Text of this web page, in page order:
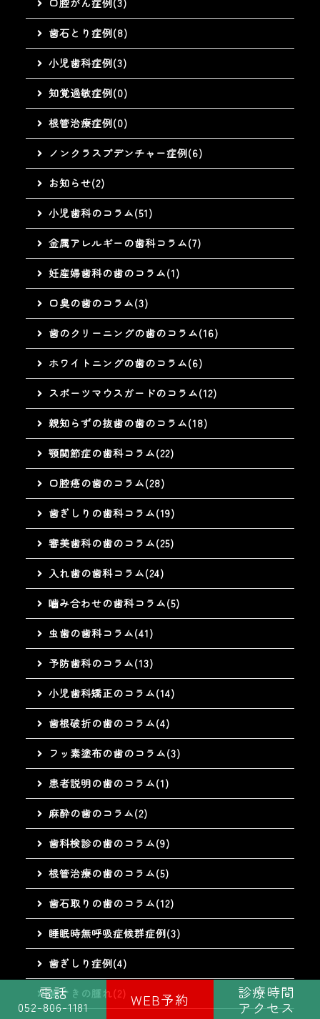
電話
052-806-1181 WEB予約
診療時間
アクセス
歯石とり症例(8)
小児歯科症例(3)
知覚過敏症例(0)
根管治療症例(0)
ノンクラスプデンチャー症例(6)
お知らせ(2)
小児歯科のコラム(51)
金属アレルギーの歯科コラム(7)
妊産婦歯科の歯のコラム(1)
口臭の歯のコラム(3)
歯のクリーニングの歯のコラム(16)
ホワイトニングの歯のコラム(6)
スポーツマウスガードのコラム(12)
親知らずの抜歯の歯のコラム(18)
顎関節症の歯科コラム(22)
口腔癌の歯のコラム(28)
歯ぎしりの歯科コラム(19)
審美歯科の歯のコラム(25)
入れ歯の歯科コラム(24)
嚙み合わせの歯科コラム(5)
虫歯の歯科コラム(41)
予防歯科のコラム(13)
小児歯科矯正のコラム(14)
歯根破折の歯のコラム(4)
フッ素塗布の歯のコラム(3)
患者説明の歯のコラム(1)
麻酔の歯のコラム(2)
歯科検診の歯のコラム(9)
根管治療の歯のコラム(5)
歯石取りの歯のコラム(12)
睡眠時無呼吸症候群症例(3)
歯ぎしり症例(4)
歯ぐきの腫れ(2)